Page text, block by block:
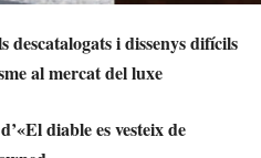
descatalogats i dissenys difícils
al mercat del luxe
diable es vesteix de